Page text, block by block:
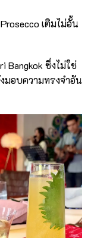
เติมไม่อั้น
ซึ่งไม่ใช่
มอบความทรงจำอัน